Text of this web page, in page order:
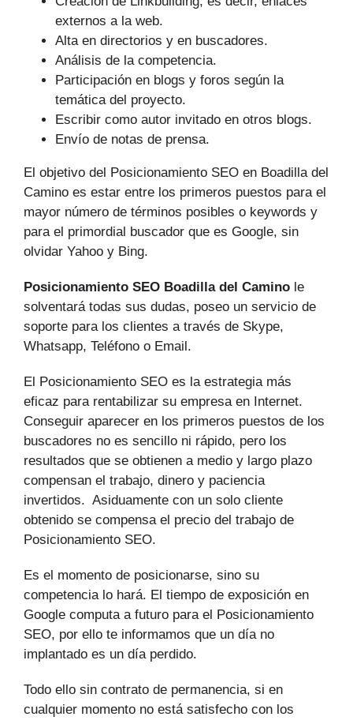
externos a la web.
Alta en directorios y en buscadores.
Análisis de la competencia.
Participación en blogs y foros según la
temática del proyecto.
Escribir como autor invitado en otros blogs.
Envío de notas de prensa.
El objetivo del Posicionamiento SEO en Boadilla del
Camino es estar entre los primeros puestos para el
mayor número de tér­minos posibles o keywords y
para el primordial buscador que es Google, sin
olvidar Yahoo y Bing.
Posicionamiento SEO Boadilla del Camino le
solventará todas sus dudas, poseo un servicio de
soporte para los clientes a través de Skype,
Whatsapp, Teléfono o Email.
El Posicionamiento SEO es la estrategia más
eficaz para rentabilizar su empresa en Internet.
Conseguir aparecer en los primeros puestos de los
buscadores no es sencillo ni rápido, pero los
resultados que se obtienen a medio y largo plazo
compensan el trabajo, dinero y paciencia
invertidos. Asiduamente con un solo cliente
obtenido se compensa el precio del trabajo de
Posicionamiento SEO.
Es el momento de posicionarse, sino su
competencia lo hará. El tiempo de exposición en
Google computa a futuro para el Posicionamiento
SEO, por ello te informamos que un día no
implantado es un día perdido.
Todo ello sin contrato de permanencia, si en
cualquier momento no está satisfecho con los